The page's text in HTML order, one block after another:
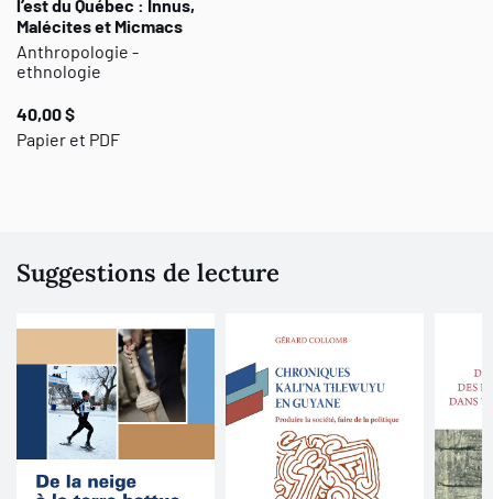
l’est du Québec : Innus,
Malécites et Micmacs
Anthropologie -
ethnologie
40,00 $
Papier et PDF
Suggestions de lecture